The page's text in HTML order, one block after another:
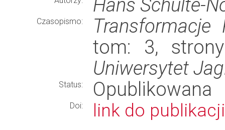
Hans Schulte-
Czasopismo:
Transformacje
tom: 3,
Uniwersytet
Status: Opublikowana
Doi: link do publikacji